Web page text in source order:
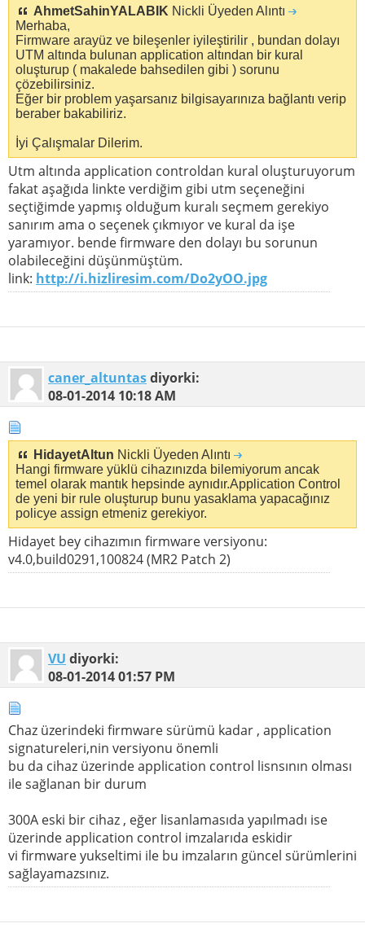
AhmetSahinYALABIK Nickli Üyeden Alıntı
Merhaba,
Firmware arayüz ve bileşenler iyileştirilir , bundan dolayı
UTM altında bulunan application altından bir kural
oluşturup ( makalede bahsedilen gibi ) sorunu
çözebilirsiniz.
Eğer bir problem yaşarsanız bilgisayarınıza bağlantı verip
beraber bakabiliriz.
İyi Çalışmalar Dilerim.
Utm altında application controldan kural oluşturuyorum
fakat aşağıda linkte verdiğim gibi utm seçeneğini
seçtiğimde yapmış olduğum kuralı seçmem gerekiyo
sanırım ama o seçenek çıkmıyor ve kural da işe
yaramıyor. bende firmware den dolayı bu sorunun
olabileceğini düşünmüştüm.
link: http://i.hizliresim.com/Do2yOO.jpg
caner_altuntasdiyorki:
08-01-2014 10:18 AM
HidayetAltun Nickli Üyeden Alıntı
Hangi firmware yüklü cihazınızda bilemiyorum ancak
temel olarak mantık hepsinde aynıdır.Application Control
de yeni bir rule oluşturup bunu yasaklama yapacağınız
policye assign etmeniz gerekiyor.
Hidayet bey cihazımın firmware versiyonu:
v4.0,build0291,100824 (MR2 Patch 2)
VU diyorki:
08-01-201401:57 PM
Chaz üzerindeki firmware sürümü kadar , application
signatureleri,nin versiyonu önemli
bu da cihaz üzerinde application control lisnsının olması
ile sağlanan bir durum
300A eski bir cihaz , eğer lisanlamasıda yapılmadı ise
üzerinde application control imzalarıda eskidir
vi firmware yukseltimi ile bu imzaların güncel sürümlerini
sağlayamazsınız.